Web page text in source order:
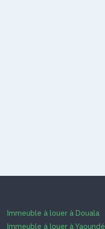
Immeuble à louer à Douala
Immeuble à louer à Yaoundé